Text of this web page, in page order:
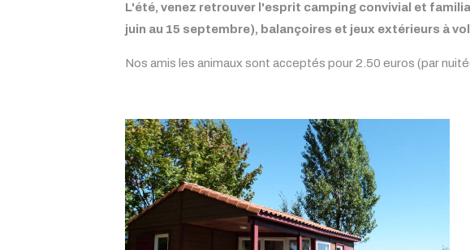
L'été, venez retrouver l'esprit camping convivial et
juin au 15 septembre), balançoires et jeux extérieurs à
Nos amis les animaux sont acceptés pour 2.50 euros (par